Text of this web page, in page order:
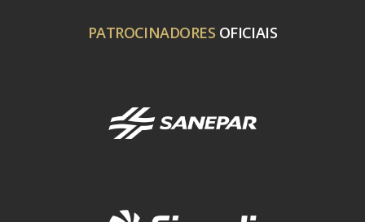
PATROCINADORES OFICIAIS